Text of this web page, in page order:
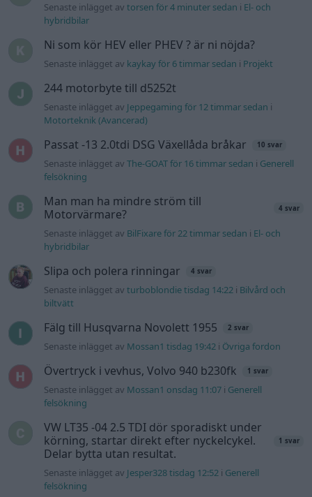
Senaste inlägget avtorsen för 4 minuter sedan i El- och
hybridbilar
Ni som kör HEV eller PHEV ? är ni nöjda?
Senaste inlägget av kaykay för 6 timmar sedan i Projekt
244 motorbyte till d5252t
Senaste inlägget av Jeppegaming för 12 timmar sedan i
Motorteknik (Avancerad)
Passat -13 2.0tdi DSG Växellåda bråkar 10 svar
Senaste inlägget avThe-GOAT för 16 timmar sedan i Generell
felsökning
Man man ha mindre ström till
Motorvärmare?
4 svar
Senaste inlägget av BilFixare för 22 timmar sedan i El- och
hybridbilar
Slipa och polera rinningar 4 svar
Senaste inlägget avturboblondie tisdag 14:22 i Bilvård och
biltvätt
Fälg till Husqvarna Novolett 1955 2 svar
Senaste inlägget av Mossan1 tisdag 19:42 i Övriga fordon
Övertryck i vevhus, Volvo 940 b230fk 1 svar
Senaste inlägget av Mossan1 onsdag 11:07 i Generell
felsökning
VW LT35 -04 2.5 TDI dör sporadiskt under
körning, startar direkt efter nyckelcykel.
Delar bytta utan resultat.
1 svar
Senaste inlägget av Jesper328 tisdag 12:52 i Generell
felsökning